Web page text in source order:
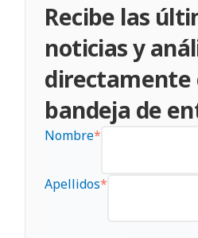
Recibe las
noticias y
directamente
bandeja de
Nombre*
Apellidos*